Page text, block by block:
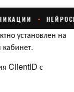
установлен на
ClientID с